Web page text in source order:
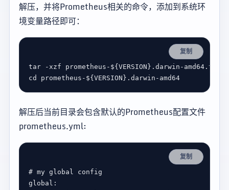
解压，并将Prometheus相关的命令，添加到系统环
境变量路径即可：
复制
tar -xzf prometheus- ${ VERSION }
cd prometheus- ${ VERSION }
解压后当前目录会包含默认的Prometheus配置文件
prometheus.yml:
复制
# my global config
global